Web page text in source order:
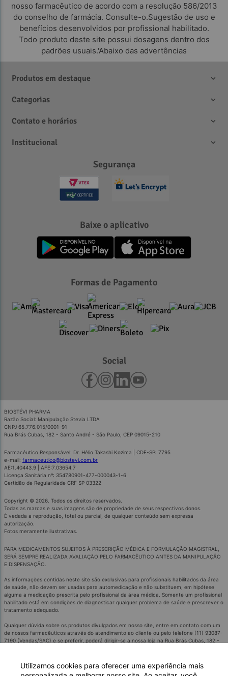
Utilizamos cookies para oferecer uma experiência mais
nosso farmacêutico de acordo com a resolução 586/2013
do conselho de farmácia. Consulte-o.Sugestão de uso e
benefícios desenvolvidos por profissional habilitado.
Todo produto deste site possui dosagens dentro dos
padrões usuais.'Abaixo das advertências
Produtos em destaque
Categorias
Contato e horários
Institucional
Segurança
Baixe o aplicativo
Formas de Pagamento
Social
BIOSTÉVI PHARMA
Razão Social: Manipulação Stevia LTDA
CNPJ 65.776.015/0001-91
Rua Brás Cubas, 182 - Santo André - São Paulo, CEP 09015-210
Farmacêutico Responsável: Dr. Hélio Takashi Kozima | CDF-SP: 7795
e-mail: farmaceutico@biostevi.com.br
AE:1.40443.9 | AFE:7.03654.7
Licença Sanitária nº: 354780901-477-000043-1-6
Certidão de Regularidade CRF SP 03322
Copyright © 2026. Todos os direitos reservados.
Todas as marcas e suas imagens são de propriedade de seus respectivos donos.
É vedada a reprodução, total ou parcial, de qualquer conteúdo sem expressa
autorização.
Fotos meramente ilustrativas.
PARA MEDICAMENTOS SUJEITOS À PRESCRIÇÃO MÉDICA E FORMULAÇÃO MAGISTRAL,
SERÁ SEMPRE REALIZADA AVALIAÇÃO PELO FARMACÊUTICO ANTES DA MANIPULAÇÃO
E DISPENSAÇÃO.
As informações contidas neste site são exclusivas para profissionais habilitados da área
de saúde, não devem ser usadas para automedicação e não substituem, em hipótese
alguma a medicação prescrita pelo profissional da área médica. Somente um profissional
habilitado está em condições de diagnosticar qualquer problema de saúde e prescrever o
tratamento adequado.
Qualquer dúvida sobre os produtos divulgados em nosso site, entre em contato com um
de nossos farmacêuticos através do atendimento ao cliente ou pelo telefone (11) 93087-
7190 (Vendas/SAC) e se preferir, poderá dirigir-se a nossa loja na Rua Brás Cubas, 182 -
Os medicamentos sob prescrição só serão dispensados mediante apresentação da